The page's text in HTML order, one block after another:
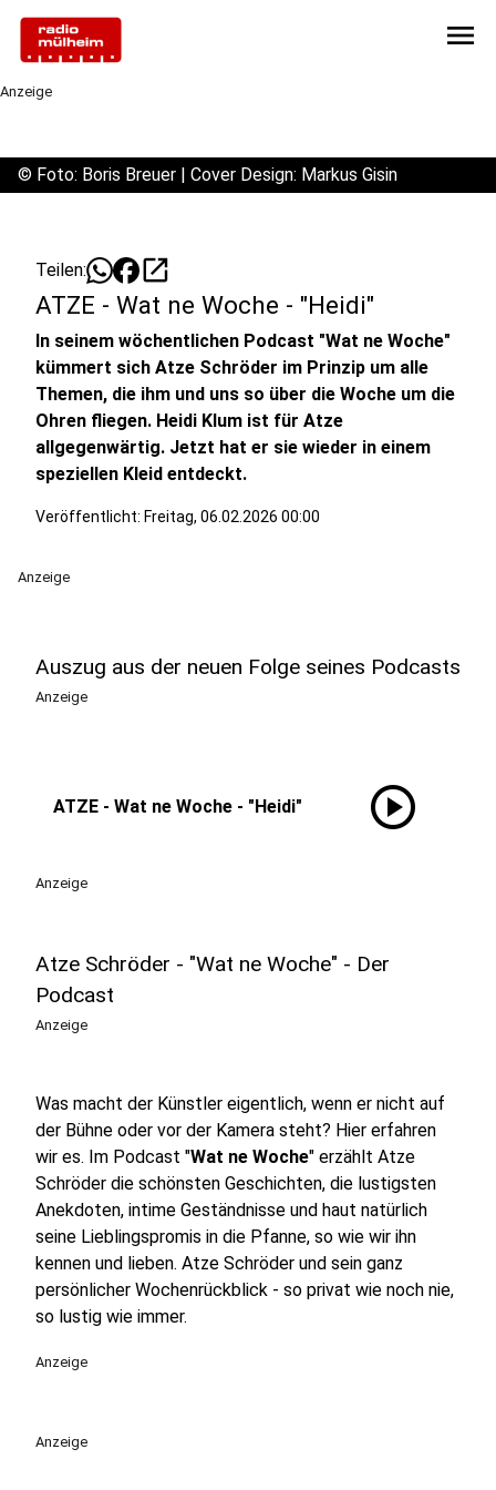
menu
Anzeige
© Foto: Boris Breuer | Cover Design: Markus Gisin
Teilen: open_in_new
ATZE - Wat ne Woche - "Heidi"
In seinem wöchentlichen Podcast "Wat ne Woche"
kümmert sich Atze Schröder im Prinzip um alle
Themen, die ihm und uns so über die Woche um die
Ohren fliegen. Heidi Klum ist für Atze
allgegenwärtig. Jetzt hat er sie wieder in einem
speziellen Kleid entdeckt.
Veröffentlicht: Freitag, 06.02.2026 00:00
Anzeige
Auszug aus der neuen Folge seines Podcasts
Anzeige
ATZE - Wat ne Woche - "Heidi" play_circle
Anzeige
Atze Schröder - "Wat ne Woche" - Der
Podcast
Anzeige
Was macht der Künstler eigentlich, wenn er nicht auf
der Bühne oder vor der Kamera steht? Hier erfahren
wir es. Im Podcast "Wat ne Woche" erzählt Atze
Schröder die schönsten Geschichten, die lustigsten
Anekdoten, intime Geständnisse und haut natürlich
seine Lieblingspromis in die Pfanne, so wie wir ihn
kennen und lieben. Atze Schröder und sein ganz
persönlicher Wochenrückblick - so privat wie noch nie,
so lustig wie immer.
Anzeige
Anzeige